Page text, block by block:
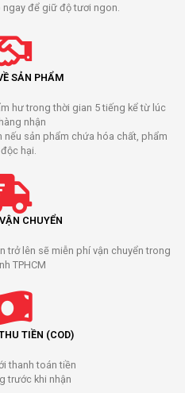
để giữ độ tươi ngon.
SẢN PHẨM
hư trong thời gian 5 tiếng kể từ lúc
nhận
sản phẩm chứa hóa chất, phẩm
hại.
CHUYỂN
trở lên sẽ miễn phí vận chuyển trong
TPHCM
TIỀN (COD)
thanh toán tiền
trước khi nhận